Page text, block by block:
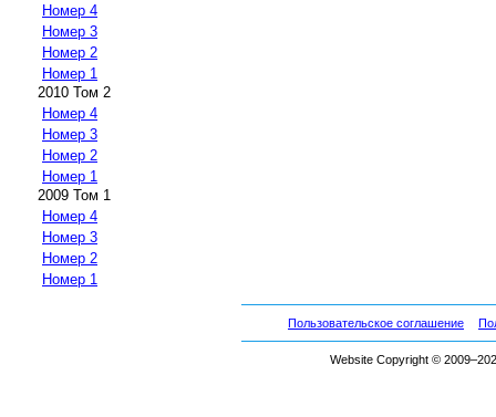
Номер 4
Номер 3
Номер 2
Номер 1
2010 Том 2
Номер 4
Номер 3
Номер 2
Номер 1
2009 Том 1
Номер 4
Номер 3
Номер 2
Номер 1
Пользовательское соглашение
Website Copyright ©